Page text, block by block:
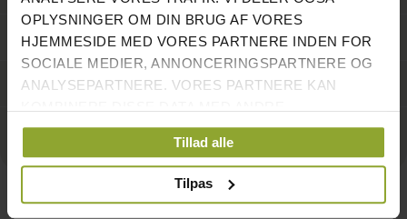
OPLYSNINGER OM DIN BRUG AF VORES
HJEMMESIDE MED VORES PARTNERE INDEN FOR
SOCIALE MEDIER, ANNONCERINGSPARTNERE OG
ANALYSEPARTNERE. VORES PARTNERE KAN
OPLYSNINGER, DU HAR GIVET DEM, ELLER SOM DE
HAR INDSAMLET FRA DIN BRUG AF DERES
TJENESTER.
Tillad alle
Tilpas
ANMELDELSER 4
STIL ET SPØRGSMÅL
TILFØJ TIL ØNSKE LISTE